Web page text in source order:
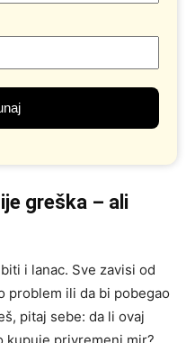
greška – ali
i lanac. Sve zavisi od
problem ili da bi pobegao
pitaj sebe: da li ovaj
kupuje privremeni mir?